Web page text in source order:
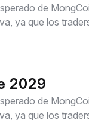
de
ya que los
2029
de
ya que los